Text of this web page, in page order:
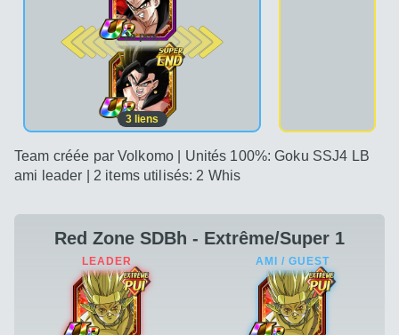
2e pos.
3 liens
Team créée par Volkomo | Unités 100%: Goku SSJ4 LB
ami leader | 2 items utilisés: 2 Whis
Red Zone SDBh - Extrême/Super 1